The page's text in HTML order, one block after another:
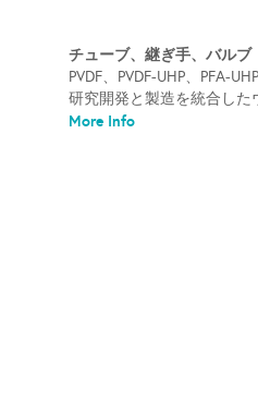
チューブ、継ぎ手、バルブ
PVDF、PVDF-UHP、PFA-
研究開発と製造を統合した
More Info